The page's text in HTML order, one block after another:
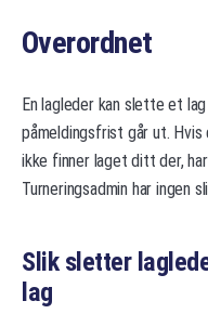
Overordnet
En lagleder kan slette et
påmeldingsfrist går ut. Hvis
ikke finner laget ditt der,
Turneringsadmin har ingen
Slik sletter
lag